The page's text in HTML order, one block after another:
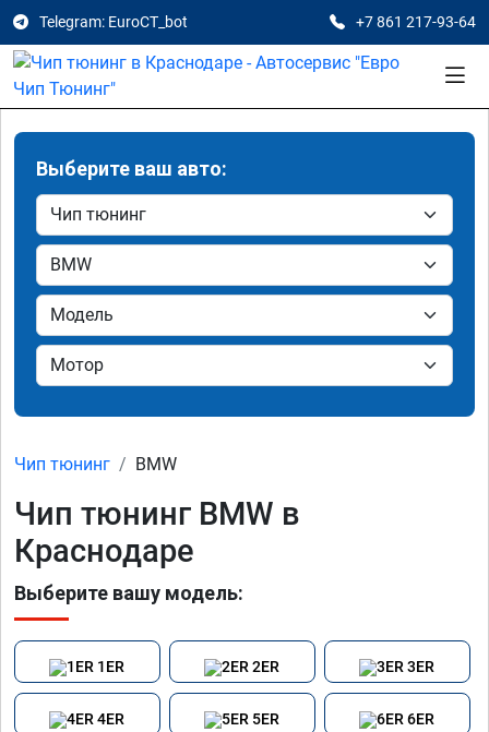
Telegram: EuroCT_bot +7 861 217-93-64
Выберите ваш авто:
Чип тюнинг BMW
Чип тюнинг BMW в
Краснодаре
Выберите вашу модель:
1ER 2ER 3ER
4ER 5ER 6ER